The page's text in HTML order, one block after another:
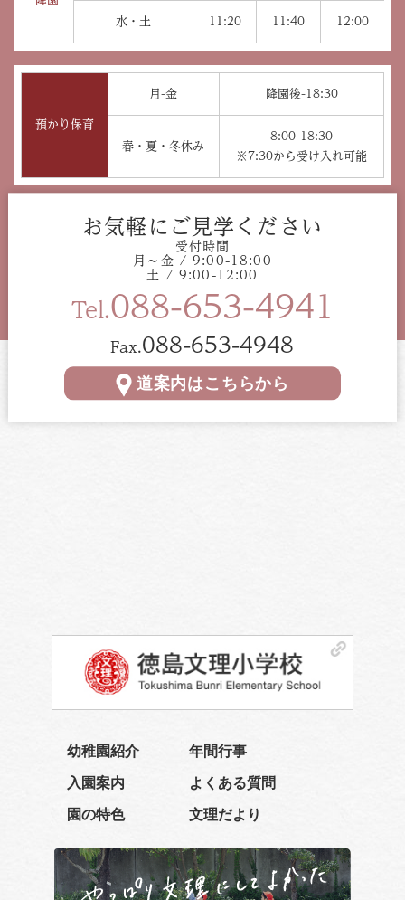
水・土 11:20 11:40 12:00
預かり保育
月-金 降園後-18:30
春・夏・冬休み
8:00-18:30
※7:30から受け入れ可能
お気軽にご見学ください
受付時間
月〜金 / 9:00-18:00
土 / 9:00-12:00
Tel.088-653-4941
Fax.088-653-4948
道案内はこちらから
幼稚園紹介 年間行事
入園案内 よくある質問
園の特色 文理だより